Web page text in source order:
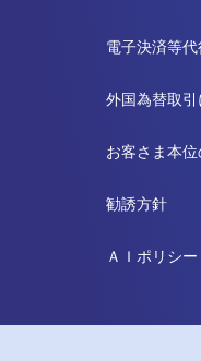
電子決済等
外国為替取
お客さま本
勧誘方針
ＡＩポリシー